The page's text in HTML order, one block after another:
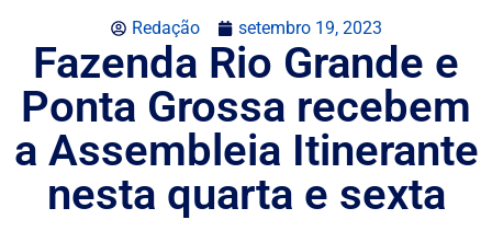
Redação setembro 19, 2023
Fazenda Rio Grande e
Ponta Grossa recebem
a Assembleia Itinerante
nesta quarta e sexta